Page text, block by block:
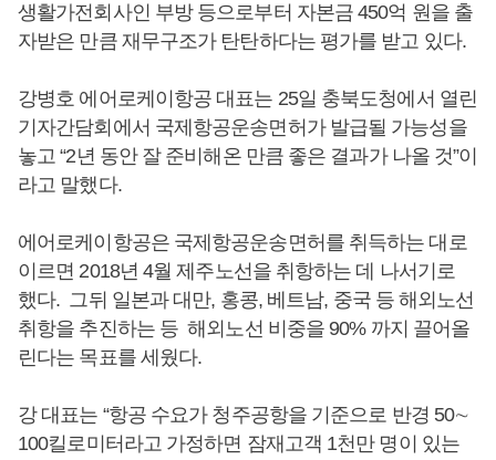
생활가전회사인 부방 등으로부터 자본금 450억 원을 출
자받은 만큼 재무구조가 탄탄하다는 평가를 받고 있다.
강병호 에어로케이항공 대표는 25일 충북도청에서 열린
기자간담회에서 국제항공운송면허가 발급될 가능성을
놓고 “2년 동안 잘 준비해온 만큼 좋은 결과가 나올 것”이
라고 말했다.
에어로케이항공은 국제항공운송면허를 취득하는 대로
이르면 2018년 4월 제주노선을 취항하는 데 나서기로
했다. 그뒤 일본과 대만, 홍콩, 베트남, 중국 등 해외노선
취항을 추진하는 등 해외노선 비중을 90% 까지 끌어올
린다는 목표를 세웠다.
강 대표는 “항공 수요가 청주공항을 기준으로 반경 50∼
100킬로미터라고 가정하면 잠재고객 1천만 명이 있는